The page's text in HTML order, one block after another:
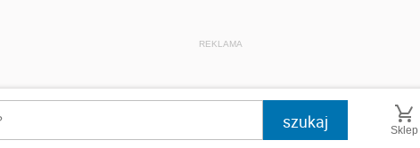
REKLAMA
Sklep